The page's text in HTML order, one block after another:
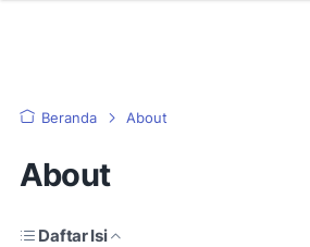
Beranda About
About
Daftar Isi